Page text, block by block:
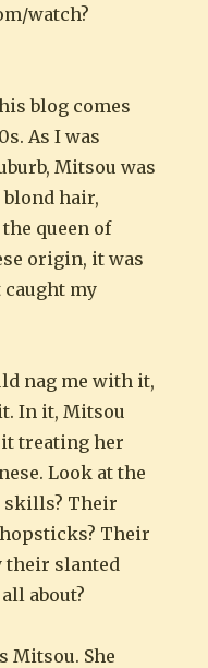
watch?
blog comes
As I was
Mitsou was
hair,
queen of
origin, it was
caught my
nag me with it,
In it, Mitsou
treating her
Look at the
skills? Their
Their
their slanted
about?
Mitsou. She